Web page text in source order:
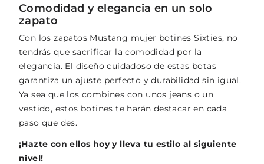
Comodidad y elegancia en un solo
zapato
Con los zapatos Mustang mujer botines Sixties, no
tendrás que sacrificar la comodidad por la
elegancia. El diseño cuidadoso de estas botas
garantiza un ajuste perfecto y durabilidad sin igual.
Ya sea que los combines con unos jeans o un
vestido, estos botines te harán destacar en cada
paso que des.
¡Hazte con ellos hoy y lleva tu estilo al siguiente
nivel!